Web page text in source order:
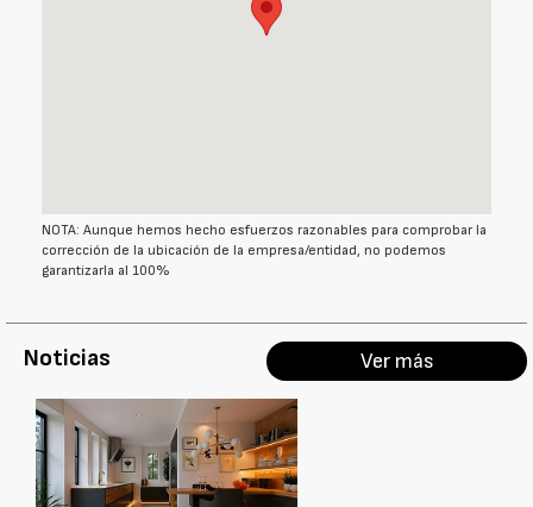
NOTA: Aunque hemos hecho esfuerzos razonables para comprobar la
corrección de la ubicación de la empresa/entidad, no podemos
garantizarla al 100%
Noticias Ver más